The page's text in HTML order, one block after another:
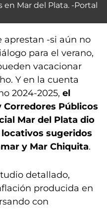
en Mar del Plata. -Portal
aprestan -si aún no
para el verano,
vacacionar
Y en la cuenta
2024-2025, el
Públicos
Mar del Plata dio
sugeridos
y Mar Chiquita.
detallado,
producida en
con